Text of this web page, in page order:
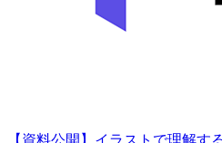
【資料公開】イラストで理解す